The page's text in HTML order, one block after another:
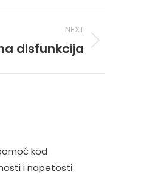
NEXT
disfunkcija
kod
i napetosti